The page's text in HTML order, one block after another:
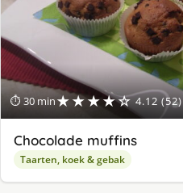
⏱ 30 min★★★★☆ 4.12 (52)
Chocolade muffins
Taarten, koek & gebak